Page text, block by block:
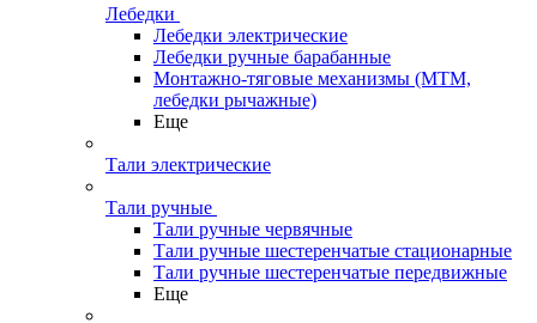
Лебедки
Лебедки электрические
Лебедки ручные барабанные
Монтажно-тяговые механизмы (МТМ,
лебедки рычажные)
Еще
Тали электрические
Тали ручные
Тали ручные червячные
Тали ручные шестеренчатые стационарные
Тали ручные шестеренчатые передвижные
Еще